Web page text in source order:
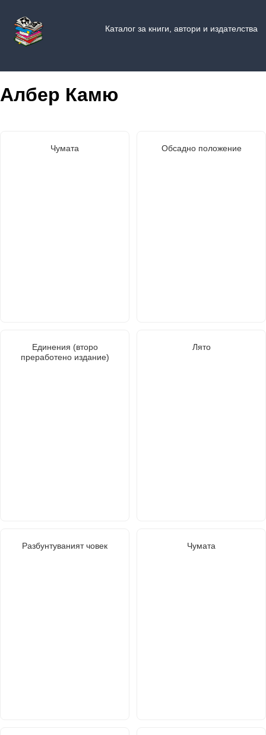
Каталог за книги, автори и издателства
Албер Камю
Чумата Обсадно положение
Единения (второ
преработено издание)
Лято
Разбунтуваният човек Чумата